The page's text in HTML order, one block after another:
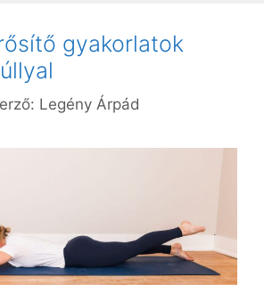
gyakorlatok
Legény Árpád